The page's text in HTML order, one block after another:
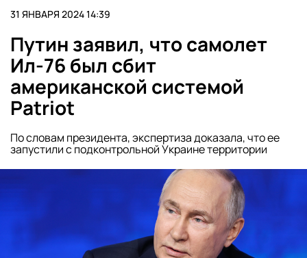
31 ЯНВАРЯ 2024 14:39
Путин заявил, что самолет
Ил-76 был сбит
американской системой
Patriot
По словам президента, экспертиза доказала, что ее
запустили с подконтрольной Украине территории